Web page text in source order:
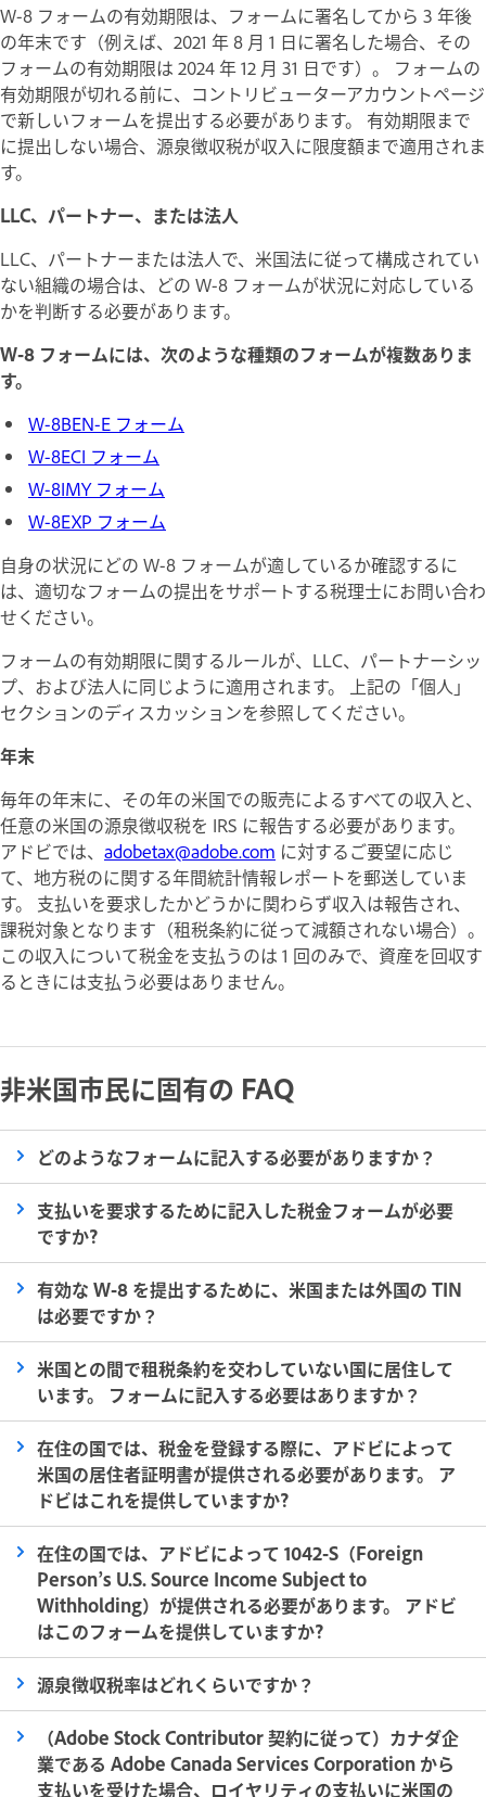
W-8 フォームの有効期限は、フォームに署名してから 3 年後
の年末です（例えば、2021 年 8 月 1 日に署名した場合、その
フォームの有効期限は 2024 年 12 月 31 日です）。 フォームの
有効期限が切れる前に、コントリビューターアカウントページ
で新しいフォームを提出する必要があります。 有効期限まで
に提出しない場合、源泉徴収税が収入に限度額まで適用されま
す。
LLC、パートナー、または法人
LLC、パートナーまたは法人で、米国法に従って構成されてい
ない組織の場合は、どの W-8 フォームが状況に対応している
かを判断する必要があります。
W-8 フォームには、次のような種類のフォームが複数ありま
す。
W-8BEN-E フォーム
W-8ECI フォーム
W-8IMY フォーム
W-8EXP フォーム
自身の状況にどの W-8 フォームが適しているか確認するに
は、適切なフォームの提出をサポートする税理士にお問い合わ
せください。
フォームの有効期限に関するルールが、LLC、パートナーシッ
プ、および法人に同じように適用されます。 上記の「個人」
セクションのディスカッションを参照してください。
年末
毎年の年末に、その年の米国での販売によるすべての収入と、
任意の米国の源泉徴収税を IRS に報告する必要があります。
アドビでは、 adobetax@adobe.com に対するご要望に応じ
て、地方税のに関する年間統計情報レポートを郵送していま
す。 支払いを要求したかどうかに関わらず収入は報告され、
課税対象となります（租税条約に従って減額されない場合）。
この収入について税金を支払うのは 1 回のみで、資産を回収す
るときには支払う必要はありません。
非米国市民に固有の FAQ
どのようなフォームに記入する必要がありますか？
支払いを要求するために記入した税金フォームが必要
ですか?
有効な W-8 を提出するために、米国または外国の TIN
は必要ですか？
米国との間で租税条約を交わしていない国に居住して
います。 フォームに記入する必要はありますか？
在住の国では、税金を登録する際に、アドビによって
米国の居住者証明書が提供される必要があります。 ア
ドビはこれを提供していますか?
在住の国では、アドビによって 1042-S（Foreign
Person’s U.S. Source Income Subject to
Withholding）が提供される必要があります。 アドビ
はこのフォームを提供していますか?
源泉徴収税率はどれくらいですか？
（Adobe Stock Contributor 契約に従って）カナダ企
業である Adobe Canada Services Corporation から
支払いを受けた場合、ロイヤリティの支払いに米国の